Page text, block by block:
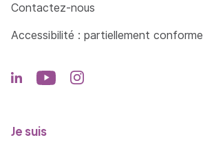
Contactez-nous
Accessibilité : partiellement conforme
Je suis